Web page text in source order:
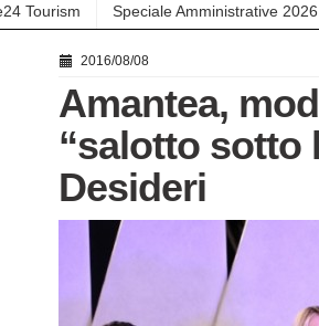
Tourism Speciale Amministrative 2026
2016/08/08
Amantea,
“salotto sotto
Desideri